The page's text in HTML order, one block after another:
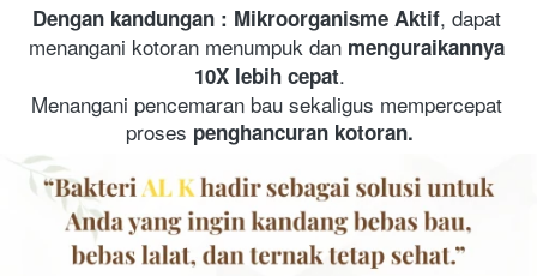
Dengan kandungan : Mikroorganisme Aktif, dapat
menangani kotoran menumpuk dan menguraikannya
10X lebih cepat.
Menangani pencemaran bau sekaligus mempercepat
proses penghancuran kotoran.